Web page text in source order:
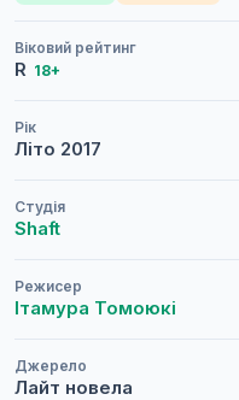
Віковий рейтинг
R 18+
Рік
Літо 2017
Студія
Shaft
Режисер
Ітамура Томоюкі
Джерело
Лайт новела